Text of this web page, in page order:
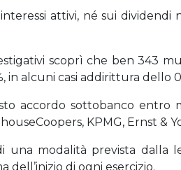
attivi, né sui
scoprì che ben 343
in alcuni casi addirittura dello
accordo sottobanco entro
KPMG, Ernst &
una modalità prevista
dell’inizio di ogni esercizio.